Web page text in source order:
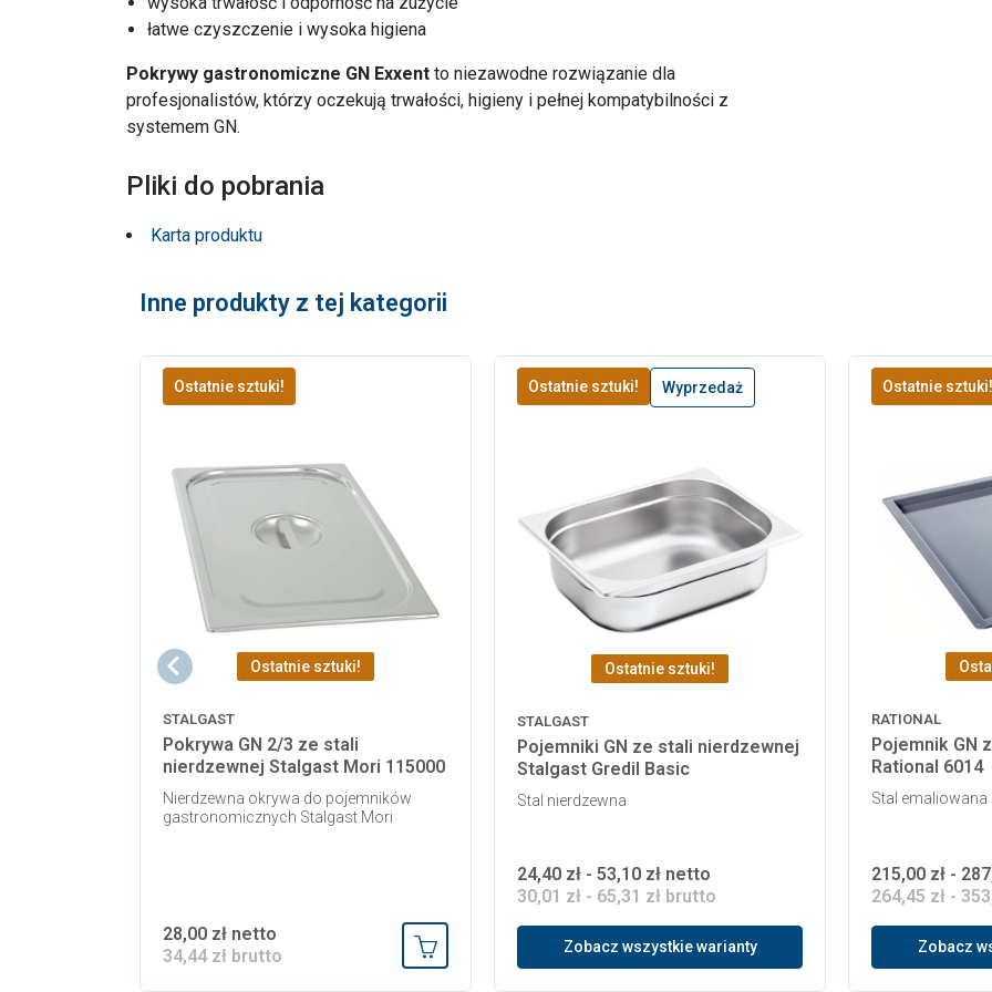
łatwe czyszczenie i wysoka higiena
Pokrywy gastronomiczne GN Exxent to niezawodne rozwiązanie dla
profesjonalistów, którzy oczekują trwałości, higieny i pełnej kompatybilności z
systemem GN.
Pliki do pobrania
Karta produktu
Inne produkty z tej kategorii
Ostatnie sztuki!
Ostatnie sztuki!
STALGAST
Pokrywa GN 2/3 ze stali
nierdzewnej Stalgast Mori 115000
Nierdzewna okrywa do pojemników
gastronomicznych Stalgast Mori
28,00 zł netto
34,44 zł brutto
Ostatnie sztuki! Wyprzedaż
Ostatnie sztuki!
STALGAST
Pojemniki GN ze stali nierdzewnej
Stalgast Gredil Basic
Stal nierdzewna
24,40 zł - 53,10 zł netto
30,01 zł - 65,31 zł brutto
Zobacz wszystkie warianty
Ostatnie sztuki!
RATIONAL
Pojemnik GN
Rational 6014
Stal emaliowana
215,00 zł -
264,45 zł -
Zobacz